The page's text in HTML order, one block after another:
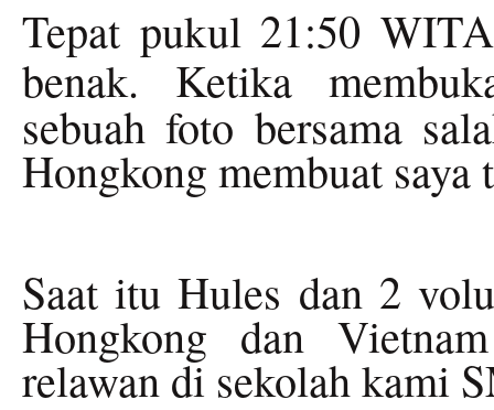
Tepat pukul 21:50
benak. Ketika
sebuah foto bersama
Hongkong membuat
Saat itu Hules dan 2
Hongkong dan
relawan di sekolah kami